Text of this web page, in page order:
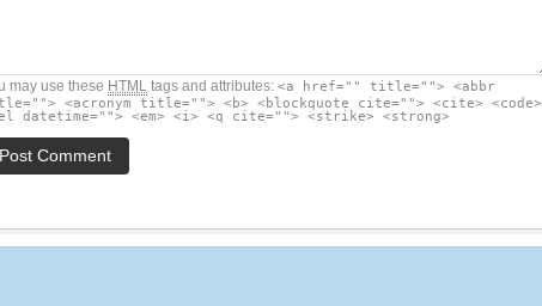
may use these HTML tags and attributes:<a href="" title=""> <abbr
<acronym title=""> <b> <blockquote cite=""> <cite> <code>
datetime=""> <em> <i> <q cite=""> <strike> <strong>